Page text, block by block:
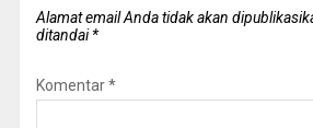
Alamat email Anda tidak akan
ditandai*
Komentar*